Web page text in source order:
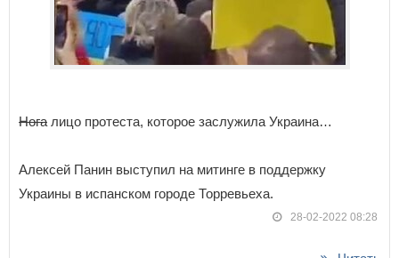
Нога лицо протеста, которое заслужила Украина…
Алексей Панин выступил на митинге в поддержку
Украины в испанском городе Торревьеха.
28-02-2022 08:28